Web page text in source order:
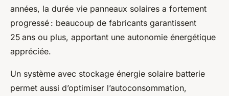
années, la durée vie panneaux solaires a fortement
progressé : beaucoup de fabricants garantissent
25 ans ou plus, apportant une autonomie énergétique
appréciée.
Un système avec stockage énergie solaire batterie
permet aussi d’optimiser l’autoconsommation,